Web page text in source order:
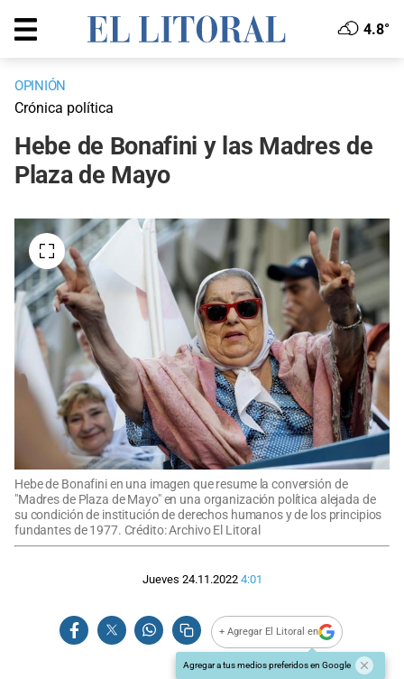
4.8°
OPINIÓN
Crónica política
Hebe de Bonafini y las Madres de
Plaza de Mayo
Hebe de Bonafini en una imagen que resume la conversión de
"Madres de Plaza de Mayo" en una organización política alejada de
su condición de institución de derechos humanos y de los principios
fundantes de 1977. Crédito: Archivo El Litoral
Jueves 24.11.2022 4:01
+ Agregar El Litoral en
Agregar a tus medios preferidos en Google